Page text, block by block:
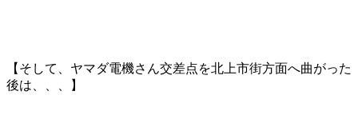
【そして、ヤマダ電機さん交差点を北上市街方面へ曲がった
後は、、、】